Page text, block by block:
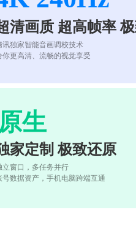
清画质 超高帧率
讯独家智能音画调校技术
你更高清、流畅的视觉享受
原生
家定制 极致还原
立窗口，多任务并行
号数据资产，手机电脑跨端互通